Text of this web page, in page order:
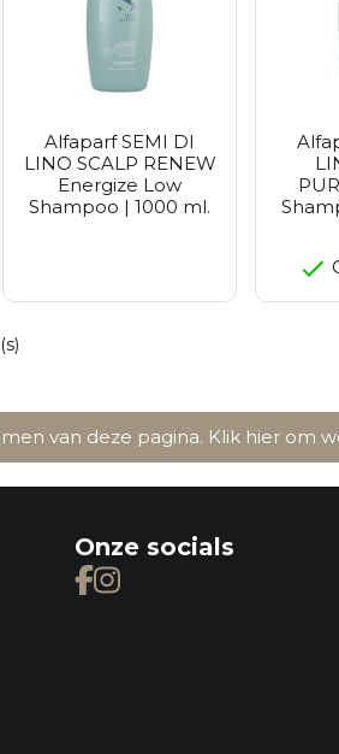
Alfaparf SEMI DI
LINO SCALP RENEW
Energize Low
Shampoo | 1000 ml.
van deze pagina. Klik hier om
Onze socials